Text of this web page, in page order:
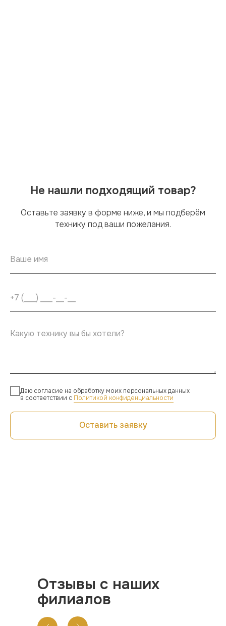
Не нашли подходящий товар?
Оставьте заявку в форме ниже, и мы подберём
технику под ваши пожелания.
Даю согласие на обработку моих персональных данных
в соответствии с Политикой конфиденциальности
Оставить заявку
Отзывы с наших
филиалов